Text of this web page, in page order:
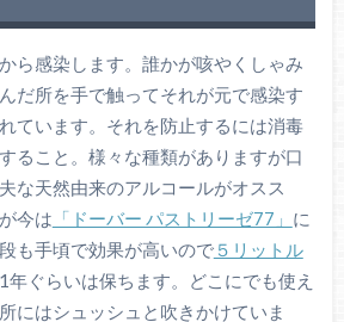
ら感染します。誰かが咳やくしゃみ
だ所を手で触ってそれが元で感染す
ています。それを防止するには消毒
ること。様々な種類がありますが口
な天然由来のアルコールがオスス
今は 「ドーバー パストリーゼ77」 に
も手頃で効果が高いので５リットル
年ぐらいは保ちます。どこにでも使え
にはシュッシュと吹きかけていま